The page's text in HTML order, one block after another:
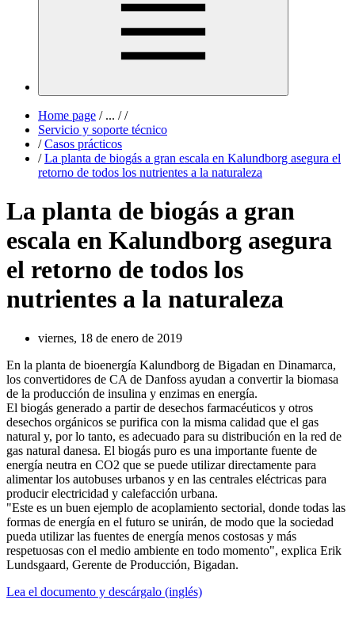
Home page /... / /
Servicio y soporte técnico
/ Casos prácticos
/ La planta de biogás a gran escala en Kalundborg asegura el
retorno de todos los nutrientes a la naturaleza
La planta de biogás a gran
escala en Kalundborg asegura
el retorno de todos los
nutrientes a la naturaleza
viernes, 18 de enero de 2019
En la planta de bioenergía Kalundborg de Bigadan en Dinamarca,
los convertidores de CA de Danfoss ayudan a convertir la biomasa
de la producción de insulina y enzimas en energía.
El biogás generado a partir de desechos farmacéuticos y otros
desechos orgánicos se purifica con la misma calidad que el gas
natural y, por lo tanto, es adecuado para su distribución en la red de
gas natural danesa. El biogás puro es una importante fuente de
energía neutra en CO2 que se puede utilizar directamente para
alimentar los autobuses urbanos y en las centrales eléctricas para
producir electricidad y calefacción urbana.
"Este es un buen ejemplo de acoplamiento sectorial, donde todas las
formas de energía en el futuro se unirán, de modo que la sociedad
pueda utilizar las fuentes de energía menos costosas y más
respetuosas con el medio ambiente en todo momento", explica Erik
Lundsgaard, Gerente de Producción, Bigadan.
Lea el documento y descárgalo (inglés)